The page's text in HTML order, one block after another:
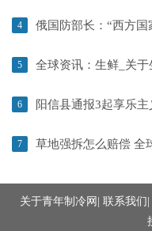
4
5 全球资讯：生鲜_关于
6 阳信县通报3起享乐
7 草地强拆怎么赔偿 全
关于青年制冷网 联系我们